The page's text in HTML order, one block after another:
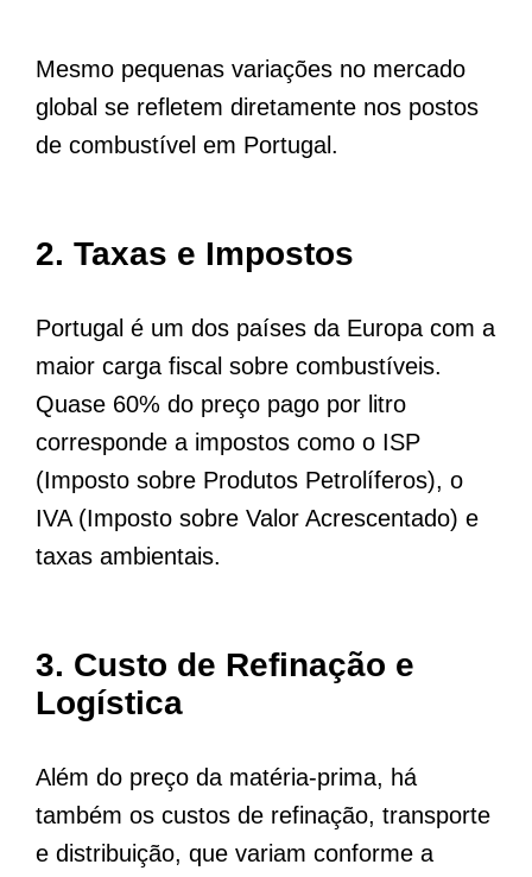
Mesmo pequenas variações no mercado
global se refletem diretamente nos postos
de combustível em Portugal.
2. Taxas e Impostos
Portugal é um dos países da Europa com a
maior carga fiscal sobre combustíveis.
Quase 60% do preço pago por litro
corresponde a impostos como o ISP
(Imposto sobre Produtos Petrolíferos), o
IVA (Imposto sobre Valor Acrescentado) e
taxas ambientais.
3. Custo de Refinação e
Logística
Além do preço da matéria-prima, há
também os custos de refinação, transporte
e distribuição, que variam conforme a